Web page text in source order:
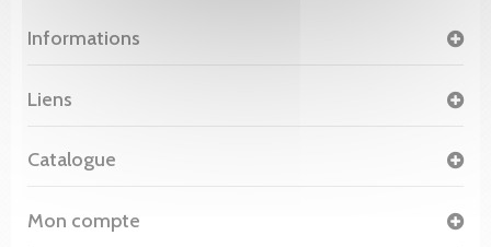
Informations
Liens
Catalogue
Mon compte